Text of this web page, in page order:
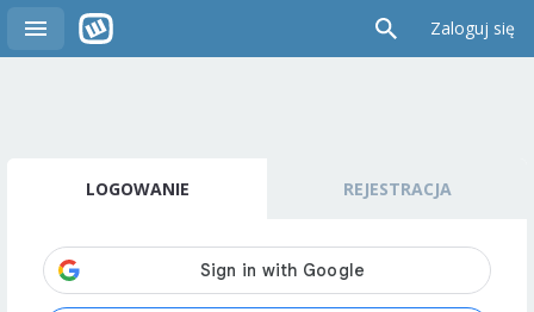
Zaloguj się
LOGOWANIE REJESTRACJA